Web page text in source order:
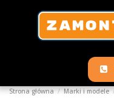
Strona główna Marki i modele